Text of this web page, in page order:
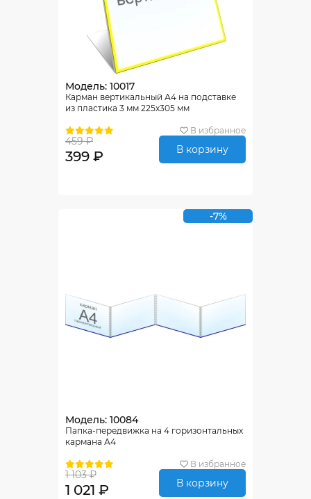
Модель: 10017
Карман вертикальный А4 на подставке
из пластика 3 мм 225х305 мм
В избранное
459 ₽
399 ₽ В корзину
-7%
Модель: 10084
Папка-передвижка на 4 горизонтальных
кармана А4
В избранное
1 103 ₽
1 021 ₽ В корзину